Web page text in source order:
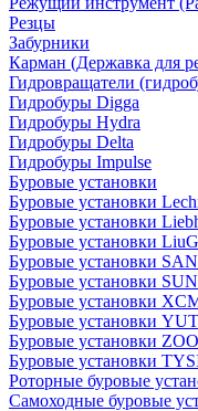
Резцы
Забурники
Карман (Державка для
Гидровращатели
Гидробуры Digga
Гидробуры Hydra
Гидробуры Delta
Гидробуры Impulse
Буровые установки
Буровые установки
Буровые установки
Буровые установки
Буровые установки
Буровые установки
Буровые установки
Буровые установки
Буровые установки
Буровые установки
Роторные буровые
Самоходные буровые